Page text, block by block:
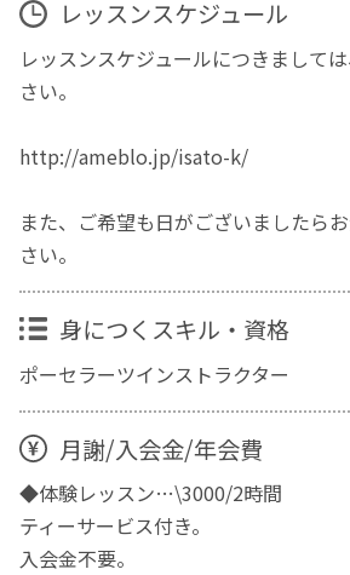
レッスンスケジュール
レッスンスケジュールにつきまして
さい。
http://ameblo.jp/isato-k/
また、ご希望も日がございましたら
さい。
身につくスキル・資格
ポーセラーツインストラクター
月謝/入会金/年会費
◆体験レッスン…\3000/2時間
ティーサービス付き。
入会金不要。